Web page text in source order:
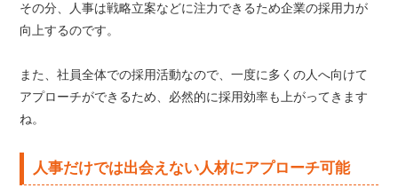
その分、人事は戦略立案などに注力できるため企業の採用力が
向上するのです。
また、社員全体での採用活動なので、一度に多くの人へ向けて
アプローチができるため、必然的に採用効率も上がってきます
ね。
人事だけでは出会えない人材にアプローチ可能